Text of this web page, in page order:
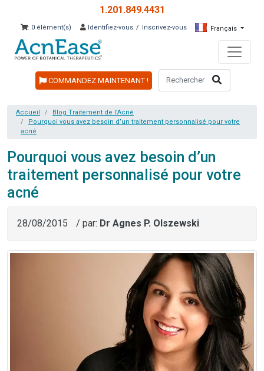
1.201.849.4431
: 0 élément(s) Identifiez-vous / Inscrivez-vous Français
COMMANDEZ MAINTENANT !
Accueil
Blog Traitement de l’Acné
Pourquoi vous avez besoin d’un traitement personnalisé pour votre
acné
Pourquoi vous avez besoin d’un
traitement personnalisé pour votre
acné
28/08/2015 / par: Dr Agnes P. Olszewski